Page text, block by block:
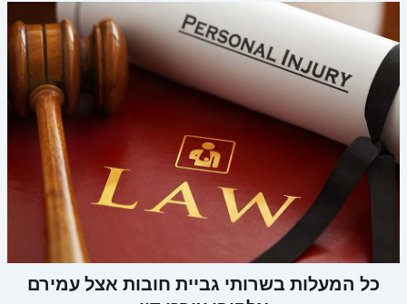
כל המעלות בשרותי גביית חובות אצל עמירם